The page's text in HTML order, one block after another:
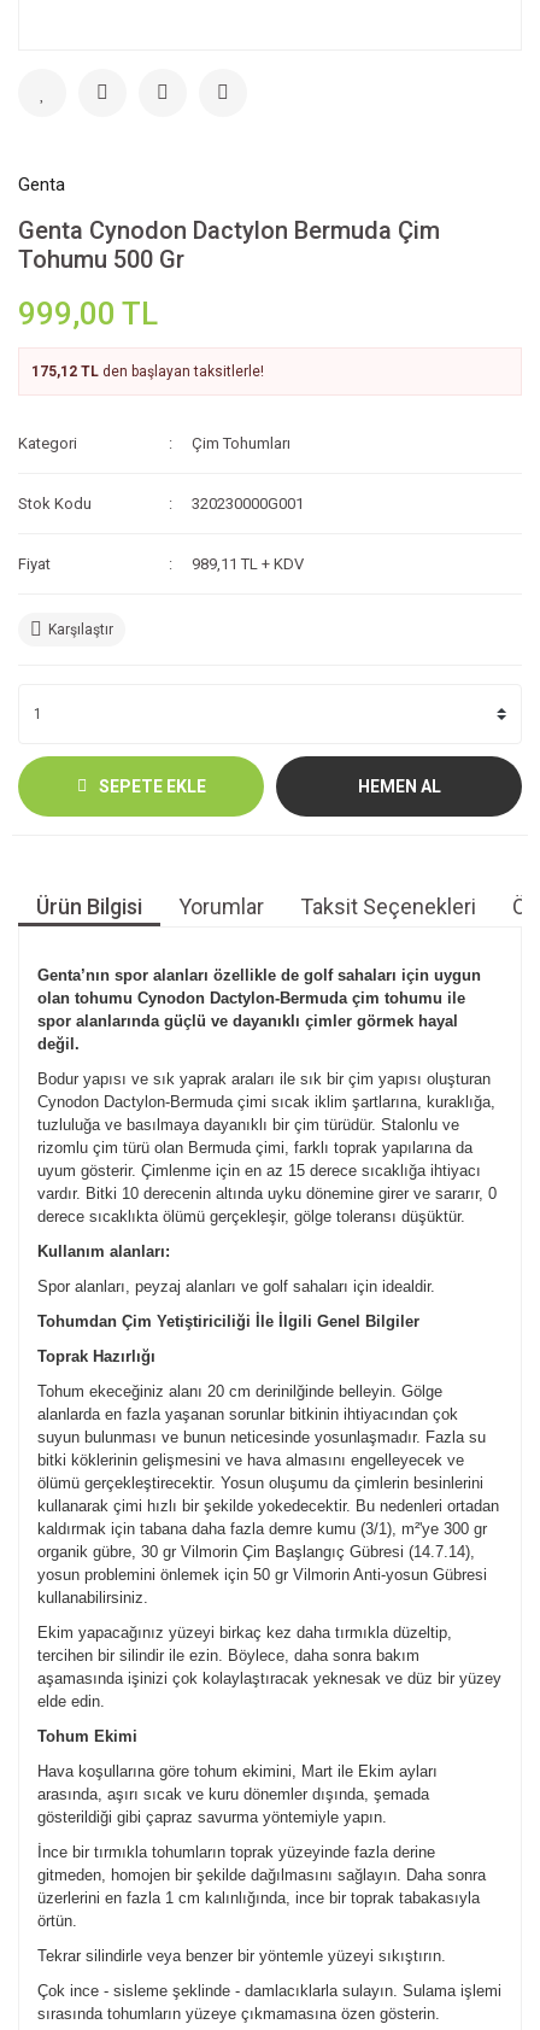
Genta
Genta Cynodon Dactylon Bermuda Çim
Tohumu 500 Gr
999,00 TL
175,12 TL den başlayan taksitlerle!
Kategori Çim Tohumları
Stok Kodu 320230000G001
Fiyat 989,11 TL + KDV
Karşılaştır
SEPETE EKLE HEMEN AL
Ürün Bilgisi Yorumlar Taksit Seçenekleri
Genta’nın spor alanları özellikle de golf sahaları için uygun
olan tohumu Cynodon Dactylon-Bermuda çim tohumu ile
spor alanlarında güçlü ve dayanıklı çimler görmek hayal
değil.
Bodur yapısı ve sık yaprak araları ile sık bir çim yapısı oluşturan
Cynodon Dactylon-Bermuda çimi sıcak iklim şartlarına, kuraklığa,
tuzluluğa ve basılmaya dayanıklı bir çim türüdür. Stalonlu ve
rizomlu çim türü olan Bermuda çimi, farklı toprak yapılarına da
uyum gösterir. Çimlenme için en az 15 derece sıcaklığa ihtiyacı
vardır. Bitki 10 derecenin altında uyku dönemine girer ve sararır, 0
derece sıcaklıkta ölümü gerçekleşir, gölge toleransı düşüktür.
Kullanım alanları:
Spor alanları, peyzaj alanları ve golf sahaları için idealdir.
Tohumdan Çim Yetiştiriciliği İle İlgili Genel Bilgiler
Toprak Hazırlığı
Tohum ekeceğiniz alanı 20 cm derinilğinde belleyin. Gölge
alanlarda en fazla yaşanan sorunlar bitkinin ihtiyacından çok
suyun bulunması ve bunun neticesinde yosunlaşmadır. Fazla su
bitki köklerinin gelişmesini ve hava almasını engelleyecek ve
ölümü gerçekleştirecektir. Yosun oluşumu da çimlerin besinlerini
kullanarak çimi hızlı bir şekilde yokedecektir. Bu nedenleri ortadan
kaldırmak için tabana daha fazla demre kumu (3/1), m²'ye 300 gr
organik gübre, 30 gr Vilmorin Çim Başlangıç Gübresi (14.7.14),
yosun problemini önlemek için 50 gr Vilmorin Anti-yosun Gübresi
kullanabilirsiniz.
Ekim yapacağınız yüzeyi birkaç kez daha tırmıkla düzeltip,
tercihen bir silindir ile ezin. Böylece, daha sonra bakım
aşamasında işinizi çok kolaylaştıracak yeknesak ve düz bir yüzey
elde edin.
Tohum Ekimi
Hava koşullarına göre tohum ekimini, Mart ile Ekim ayları
arasında, aşırı sıcak ve kuru dönemler dışında, şemada
gösterildiği gibi çapraz savurma yöntemiyle yapın.
İnce bir tırmıkla tohumların toprak yüzeyinde fazla derine
gitmeden, homojen bir şekilde dağılmasını sağlayın. Daha sonra
üzerlerini en fazla 1 cm kalınlığında, ince bir toprak tabakasıyla
örtün.
Tekrar silindirle veya benzer bir yöntemle yüzeyi sıkıştırın.
Çok ince - sisleme şeklinde - damlacıklarla sulayın. Sulama işlemi
sırasında tohumların yüzeye çıkmamasına özen gösterin.